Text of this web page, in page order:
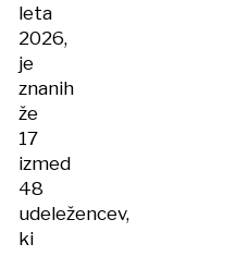
leta
2026,
je
znanih
že
17
izmed
48
udeležencev,
ki